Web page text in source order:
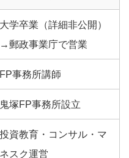
大学卒業（詳細非公開）
→郵政事業庁で営業
FP事務所講師
鬼塚FP事務所設立
投資教育・コンサル・マ
ネスク運営